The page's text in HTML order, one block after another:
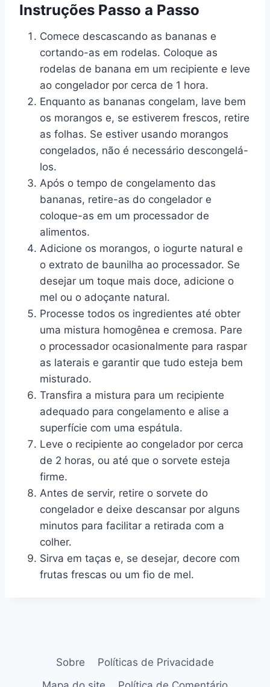
Instruções Passo a Passo
Comece descascando as bananas e
cortando-as em rodelas. Coloque as
rodelas de banana em um recipiente e leve
ao congelador por cerca de 1 hora.
Enquanto as bananas congelam, lave bem
os morangos e, se estiverem frescos, retire
as folhas. Se estiver usando morangos
congelados, não é necessário descongelá-
los.
Após o tempo de congelamento das
bananas, retire-as do congelador e
coloque-as em um processador de
alimentos.
Adicione os morangos, o iogurte natural e
o extrato de baunilha ao processador. Se
desejar um toque mais doce, adicione o
mel ou o adoçante natural.
Processe todos os ingredientes até obter
uma mistura homogênea e cremosa. Pare
o processador ocasionalmente para raspar
as laterais e garantir que tudo esteja bem
misturado.
Transfira a mistura para um recipiente
adequado para congelamento e alise a
superfície com uma espátula.
Leve o recipiente ao congelador por cerca
de 2 horas, ou até que o sorvete esteja
firme.
Antes de servir, retire o sorvete do
congelador e deixe descansar por alguns
minutos para facilitar a retirada com a
colher.
Sirva em taças e, se desejar, decore com
frutas frescas ou um fio de mel.
Sobre
Políticas de Privacidade